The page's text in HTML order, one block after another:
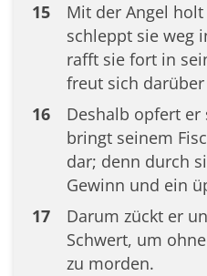
15
Mit der Angel
schleppt sie weg
rafft sie fort in
freut sich
16
Deshalb opfert er
bringt seinem
dar; denn durch
Gewinn und ein
17
Darum zückt er
Schwert, um
zu morden.